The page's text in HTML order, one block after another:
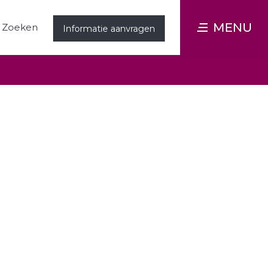
MENU
Informatie aanvragen
Zoeken